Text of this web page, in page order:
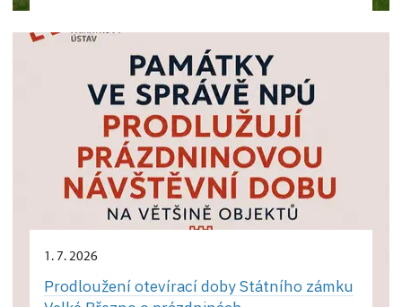
1. 7. 2026
Prodloužení otevírací doby Státního zámku